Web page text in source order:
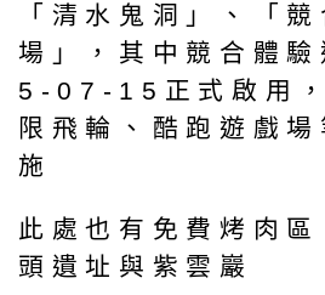
「清水鬼洞」、「
場」，其中競合體
5-07-15正式啟用，
限飛輪、酷跑遊戲
施
此處也有免費烤肉區
頭遺址與紫雲巖